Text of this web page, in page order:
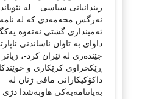
زیندانیانی سیاسی – لە
نەرگس محەمەدی کە لە
ئەمینداری گشتی نەتەوە
داوای بە تاوان ناساندنی
ڕێکخراوی کرێکاری و
داکۆکیکارانی مافی ژنان لە
بەیاننامەیەکی هاوبەشدا دژی